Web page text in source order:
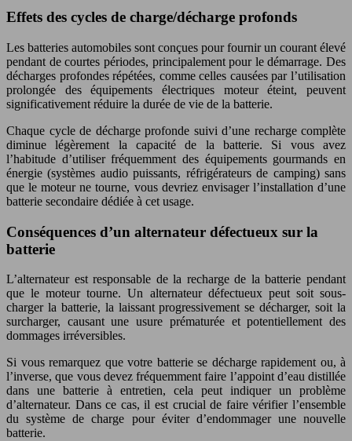
Effets des cycles de charge/décharge profonds
Les batteries automobiles sont conçues pour fournir un courant élevé
pendant de courtes périodes, principalement pour le démarrage. Des
décharges profondes répétées, comme celles causées par l’utilisation
prolongée des équipements électriques moteur éteint, peuvent
significativement réduire la durée de vie de la batterie.
Chaque cycle de décharge profonde suivi d’une recharge complète
diminue légèrement la capacité de la batterie. Si vous avez
l’habitude d’utiliser fréquemment des équipements gourmands en
énergie (systèmes audio puissants, réfrigérateurs de camping) sans
que le moteur ne tourne, vous devriez envisager l’installation d’une
batterie secondaire dédiée à cet usage.
Conséquences d’un alternateur défectueux sur la
batterie
L’alternateur est responsable de la recharge de la batterie pendant
que le moteur tourne. Un alternateur défectueux peut soit sous-
charger la batterie, la laissant progressivement se décharger, soit la
surcharger, causant une usure prématurée et potentiellement des
dommages irréversibles.
Si vous remarquez que votre batterie se décharge rapidement ou, à
l’inverse, que vous devez fréquemment faire l’appoint d’eau distillée
dans une batterie à entretien, cela peut indiquer un problème
d’alternateur. Dans ce cas, il est crucial de faire vérifier l’ensemble
du système de charge pour éviter d’endommager une nouvelle
batterie.